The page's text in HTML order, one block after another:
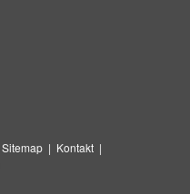
Sitemap | Kontakt |